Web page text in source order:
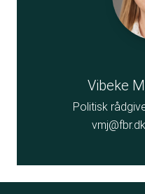
Vibeke
Politisk
vmj@fbr.dk